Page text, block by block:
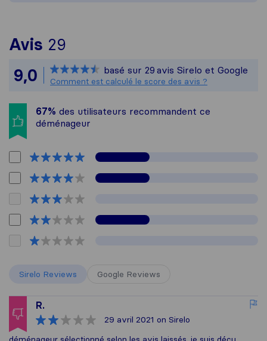
Avis 29
Sirelo n'est pas
Tous les avis recueillis
9,0 basé sur 29 avis Sirelo et Google
Comment est calculé le score des avis ?
67% des utilisateurs recommandent ce
déménageur
Sirelo Reviews Google Reviews
R.
29 avril 2021 on Sirelo